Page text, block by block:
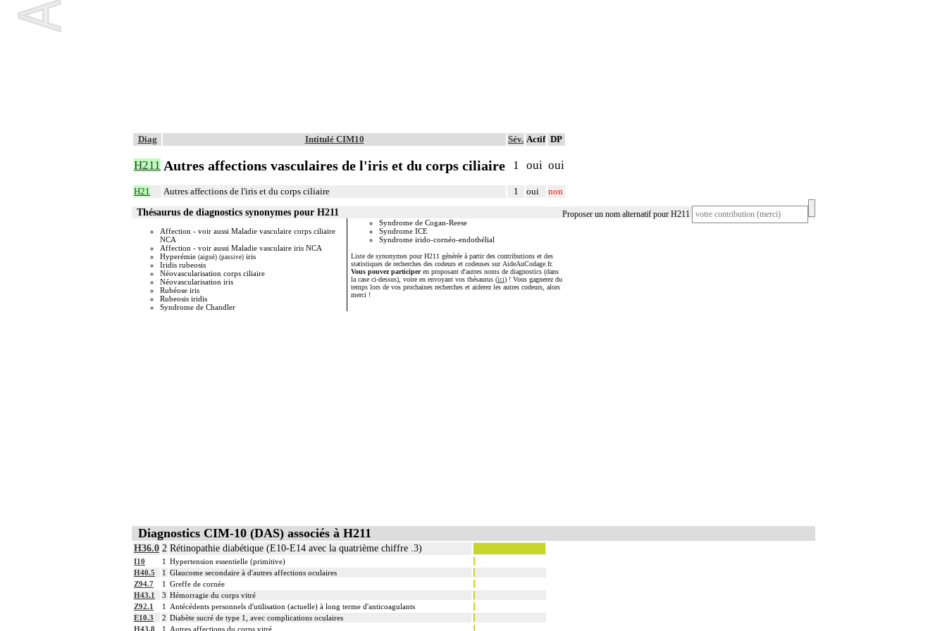
Diag Intitulé CIM10 Sév. Actif DP
H211 Autres affections vasculaires de l'iris et du corps ciliaire 1 oui oui
H21 Autres affections de l'iris et du corps ciliaire 1 oui non
Proposer un nom alternatif pour H211
Thésaurus de diagnostics synonymes pour H211
Affection - voir aussi Maladie vasculaire corps ciliaire
NCA
Affection - voir aussi Maladie vasculaire iris NCA
Hyperémie (aiguë) (passive) iris
Iridis rubeosis
Néovascularisation corps ciliaire
Néovascularisation iris
Rubéose iris
Rubeosis iridis
Syndrome de Chandler
Syndrome de Cogan-Reese
Syndrome ICE
Syndrome irido-cornéo-endothélial
Liste de synonymes pour H211 générée à partir des contributions et des
statistiques de recherches des codeurs et codeuses sur AideAuCodage.fr.
Vous pouvez participeren proposant d'autres noms de diagnostics (dans
la case ci-dessus), voire en envoyant vos thésaurus (ici) ! Vous gagnerez du
temps lors de vos prochaines recherches et aiderez les autres codeurs, alors
merci !
Diagnostics CIM-10 (DAS) associés à H211
H36.0 2 Rétinopathie diabétique (E10-E14 avec la quatrième chiffre .3)
I10 1 Hypertension essentielle (primitive)
H40.5
1 Glaucome secondaire à d'autres affections oculaires
Z94.7
1 Greffe de cornée
H43.1
3 Hémorragie du corps vitré
Z92.1
1
Antécédents personnels d'utilisation (actuelle) à long terme d'anticoagulants
E10.3
2 Diabète sucré de type 1, avec complications oculaires
H43.8
1
Autres affections du corps vitré